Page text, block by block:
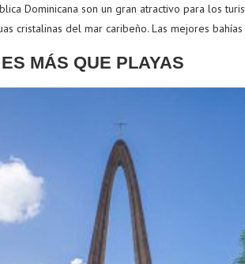
Dominicana son un gran atractivo para los
cristalinas del mar caribeño. Las mejores
MÁS QUE PLAYAS